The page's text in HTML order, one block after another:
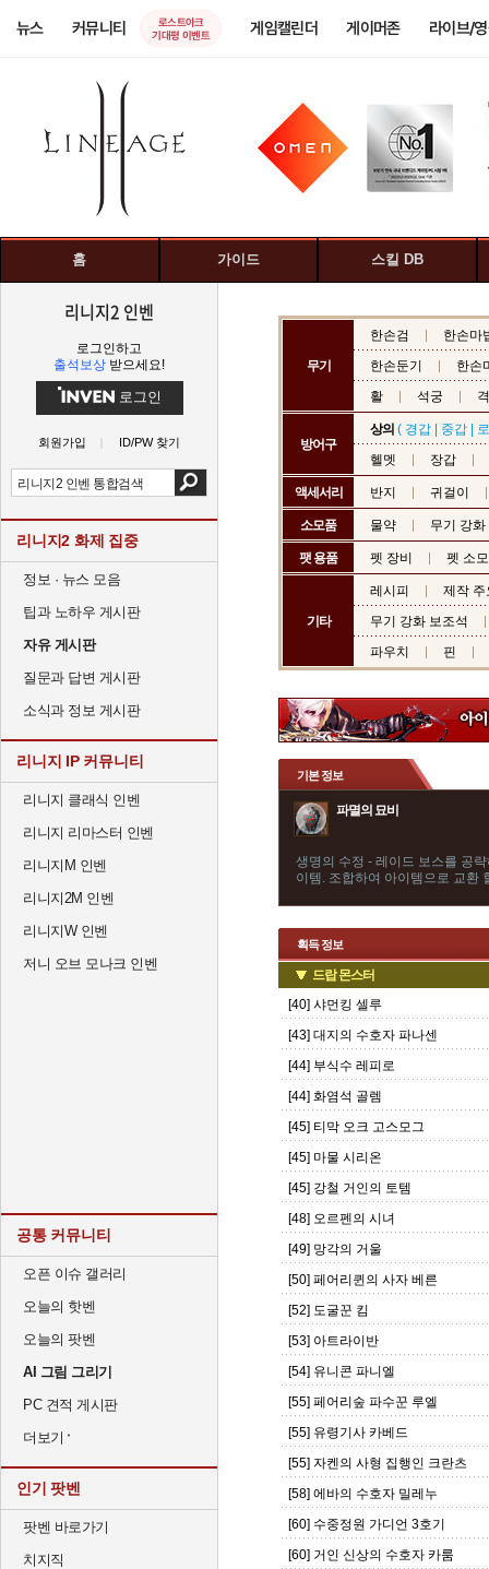
뉴스 커뮤니티
로스트아크
기대평 이벤트
게임캘린더 게이머존 라이브/
홈 가이드 스킬 DB
리니지2 인벤
로그인하고
출석보상 받으세요!
로그인
회원가입 ID/PW 찾기
리니지2 화제 집중
정보 · 뉴스 모음
팁과 노하우 게시판
자유 게시판
질문과 답변 게시판
소식과 정보 게시판
리니지 IP 커뮤니티
리니지 클래식 인벤
리니지 리마스터 인벤
리니지M 인벤
리니지2M 인벤
리니지W 인벤
저니 오브 모나크 인벤
공통 커뮤니티
오픈 이슈 갤러리
오늘의 핫벤
오늘의 팟벤
AI 그림 그리기
PC 견적 게시판
더보기
인기 팟벤
팟벤 바로가기
치지직
무기
한손검
한손마
한손둔기
한손
활
석궁
방어구
상의 ( 경갑 중갑
헬멧
장갑
액세서리 반지 귀걸이
소모품 물약 무기 강
팻 용품 펫 장비 펫 소
기타
레시피
제작 주
무기 강화 보조석
파우치
핀
기본 정보
파멸의 묘비
생명의 수정 - 레이드 보스를 공
이템. 조합하여 아이템으로 교환
획득 정보
드랍 몬스터
[40] 샤먼킹 셀루
[43] 대지의 수호자 파나센
[44] 부식수 레피로
[44] 화염석 골렘
[45] 티막 오크 고스모그
[45] 마물 시리온
[45] 강철 거인의 토템
[48] 오르펜의 시녀
[49] 망각의 거울
[50] 페어리퀸의 사자 베른
[52] 도굴꾼 킴
[53] 아트라이반
[54] 유니콘 파니엘
[55] 페어리숲 파수꾼 루엘
[55] 유령기사 카베드
[55] 자켄의 사형 집행인 크란츠
[58] 에바의 수호자 밀레누
[60] 수중정원 가디언 3호기
[60] 거인 신상의 수호자 카룸